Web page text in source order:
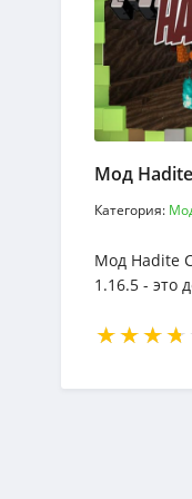
Мод
Категория:
Мод Hadite
1.16.5 - это
Hadite Coal